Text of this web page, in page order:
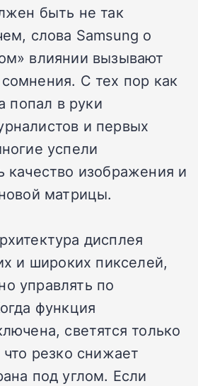
быть не так
слова Samsung о
влиянии вызывают
С тех пор как
попал в руки
и первых
успели
качество изображения и
матрицы.
дисплея
и широких пикселей,
управлять по
функция
светятся только
резко снижает
под углом. Если